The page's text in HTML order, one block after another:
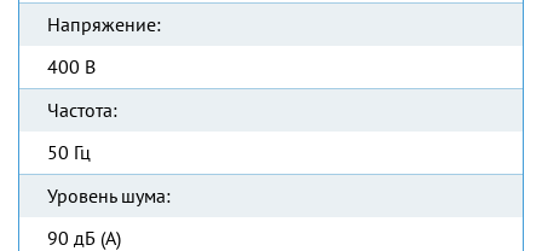
Напряжение:
400 В
Частота:
50 Гц
Уровень шума:
90 дБ (А)